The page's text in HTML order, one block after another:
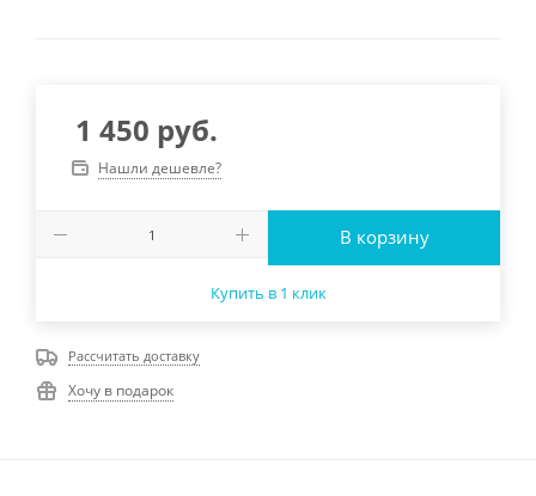
1 450 руб.
Нашли дешевле?
В корзину
Купить в 1 клик
Рассчитать доставку
Хочу в подарок